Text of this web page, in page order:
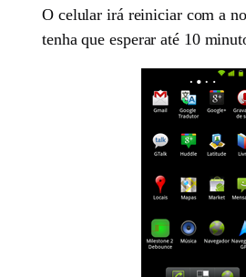
O celular irá reiniciar com a
tenha que esperar até 10